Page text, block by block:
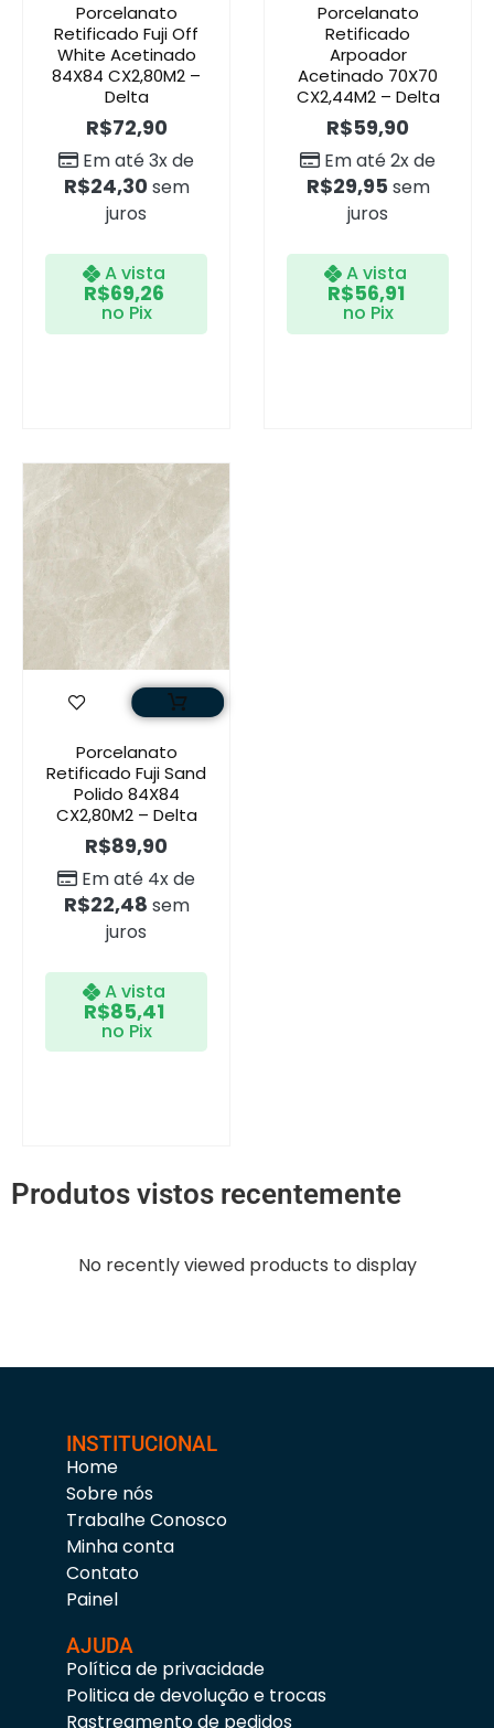
Porcelanato
Retificado Fuji Off
White Acetinado
84X84 CX2,80M2 –
Delta
R$72,90
Em até 3x de
R$24,30 sem
juros
A vista
R$69,26
no Pix
Porcelanato
Retificado
Arpoador
Acetinado 70X70
CX2,44M2 – Delta
R$59,90
Em até 2x de
R$29,95 sem
juros
A vista
R$56,91
no Pix
Porcelanato
Retificado Fuji Sand
Polido 84X84
CX2,80M2 – Delta
R$89,90
Em até 4x de
R$22,48 sem
juros
A vista
R$85,41
no Pix
Produtos vistos recentemente
No recently viewed products to display
INSTITUCIONAL
Home
Sobre nós
Trabalhe Conosco
Minha conta
Contato
Painel
AJUDA
Política de privacidade
Politica de devolução e trocas
Rastreamento de pedidos